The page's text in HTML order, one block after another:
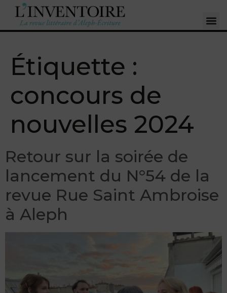
Étiquette :
concours de
nouvelles 2024
Retour sur la soirée de
lancement du N°54 de la
revue Rue Saint Ambroise
à Aleph